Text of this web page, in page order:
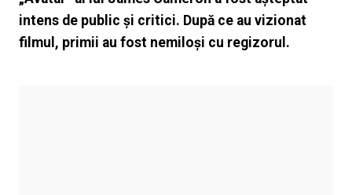
intens de public și critici. După ce au vizionat
filmul, primii au fost nemiloși cu regizorul.